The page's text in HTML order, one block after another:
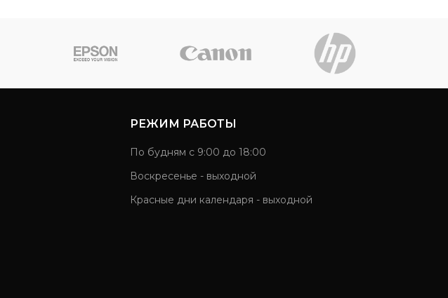
РЕЖИМ РАБОТЫ
По будням с 9:00 до 18:00
Воскресенье - выходной
Красные дни календаря - выходной